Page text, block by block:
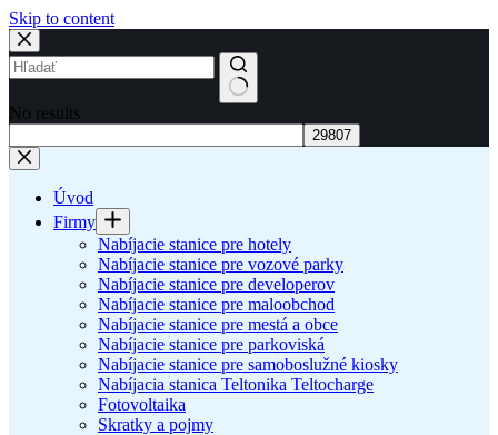
Skip to content
No results
Úvod
Firmy
Nabíjacie stanice pre hotely
Nabíjacie stanice pre vozové parky
Nabíjacie stanice pre developerov
Nabíjacie stanice pre maloobchod
Nabíjacie stanice pre mestá a obce
Nabíjacie stanice pre parkoviská
Nabíjacie stanice pre samoboslužné kiosky
Nabíjacia stanica Teltonika Teltocharge
Fotovoltaika
Skratky a pojmy